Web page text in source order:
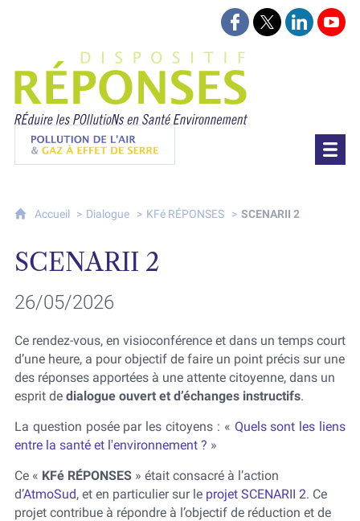
Pollution de l'air & gaz à effet de serre
Suivez-nous sur
Suivez-nous
Accueil Dialogue KFé RÉPONSES SCENARII 2
SCENARII 2
26/05/2026
Ce rendez-vous, en visioconférence et dans un temps court
d’une heure, a pour objectif de faire un point précis sur une
des réponses apportées à une attente citoyenne, dans un
esprit de dialogue ouvert et d’échanges instructifs.
La question posée par les citoyens : « Quels sont les liens
entre la santé et l'environnement ? »
Ce « KFé RÉPONSES» était consacré à l’action
d’AtmoSud, et en particulier sur le projet SCENARII 2. Ce
projet contribue à répondre à l’objectif de réduction et de